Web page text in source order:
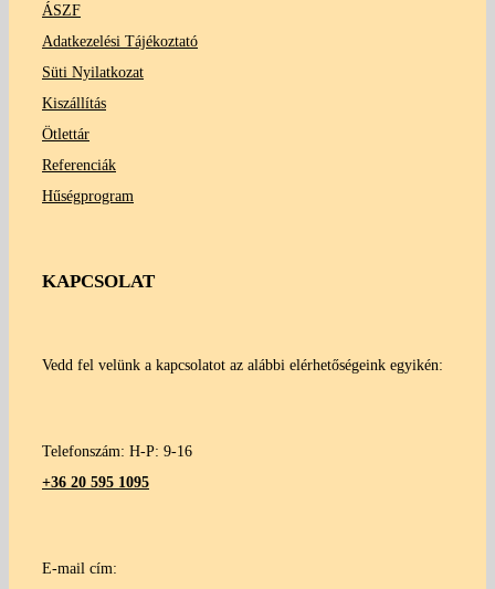
ÁSZF
Adatkezelési Tájékoztató
Süti Nyilatkozat
Kiszállítás
Ötlettár
Referenciák
Hűségprogram
KAPCSOLAT
Vedd fel velünk a kapcsolatot az alábbi elérhetőségeink egyikén:
Telefonszám: H-P: 9-16
+36 20 595 1095
E-mail cím: